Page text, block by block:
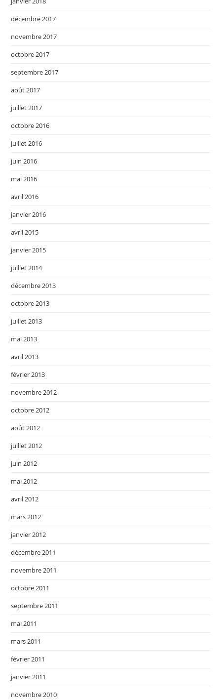
décembre 2017
novembre 2017
octobre 2017
septembre 2017
août 2017
juillet 2017
octobre 2016
juillet 2016
juin 2016
mai 2016
avril 2016
janvier 2016
avril 2015
janvier 2015
juillet 2014
décembre 2013
octobre 2013
juillet 2013
mai 2013
avril 2013
février 2013
novembre 2012
octobre 2012
août 2012
juillet 2012
juin 2012
mai 2012
avril 2012
mars 2012
janvier 2012
décembre 2011
novembre 2011
octobre 2011
septembre 2011
mai 2011
mars 2011
février 2011
janvier 2011
novembre 2010